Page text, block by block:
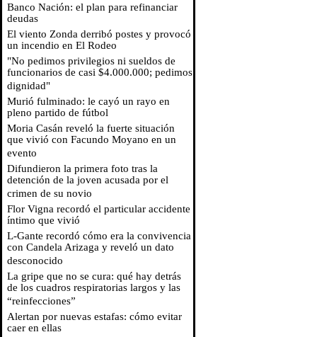
Banco Nación: el plan para refinanciar
deudas
El viento Zonda derribó postes y provocó
un incendio en El Rodeo
"No pedimos privilegios ni sueldos de
funcionarios de casi $4.000.000; pedimos
dignidad"
Murió fulminado: le cayó un rayo en
pleno partido de fútbol
Moria Casán reveló la fuerte situación
que vivió con Facundo Moyano en un
evento
Difundieron la primera foto tras la
detención de la joven acusada por el
crimen de su novio
Flor Vigna recordó el particular accidente
íntimo que vivió
L-Gante recordó cómo era la convivencia
con Candela Arizaga y reveló un dato
desconocido
La gripe que no se cura: qué hay detrás
de los cuadros respiratorias largos y las
“reinfecciones”
Alertan por nuevas estafas: cómo evitar
caer en ellas